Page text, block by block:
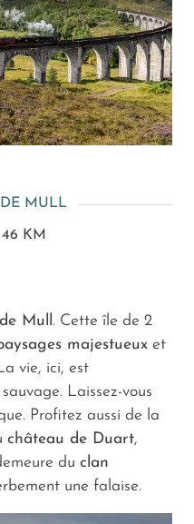
MULL
46 KM
Mull . Cette île de 2
majestueux et
vie, ici, est
Laissez-vous
Profitez aussi de la
château de Duart,
du clan
une falaise.